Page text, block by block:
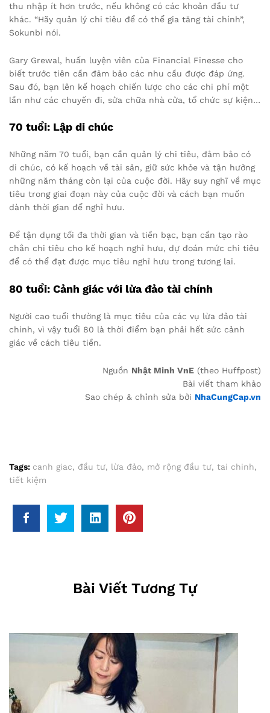
thu nhập ít hơn trước, nếu không có các khoản đầu tư
khác. “Hãy quản lý chi tiêu để có thể gia tăng tài chính”,
Sokunbi nói.
Gary Grewal, huấn luyện viên của Financial Finesse cho
biết trước tiên cần đảm bảo các nhu cầu được đáp ứng.
Sau đó, bạn lên kế hoạch chiến lược cho các chi phí một
lần như các chuyến đi, sửa chữa nhà cửa, tổ chức sự kiện…
70 tuổi: Lập di chúc
Những năm 70 tuổi, bạn cần quản lý chi tiêu, đảm bảo có
di chúc, có kế hoạch về tài sản, giữ sức khỏe và tận hưởng
những năm tháng còn lại của cuộc đời. Hãy suy nghĩ về mục
tiêu trong giai đoạn này của cuộc đời và cách bạn muốn
dành thời gian để nghỉ hưu.
Để tận dụng tối đa thời gian và tiền bạc, bạn cần tạo rào
chắn chi tiêu cho kế hoạch nghỉ hưu, dự đoán mức chi tiêu
để có thể đạt được mục tiêu nghỉ hưu trong tương lai.
80 tuổi: Cảnh giác với lừa đảo tài chính
Người cao tuổi thường là mục tiêu của các vụ lừa đảo tài
chính, vì vậy tuổi 80 là thời điểm bạn phải hết sức cảnh
giác về cách tiêu tiền.
Nguồn Nhật Minh VnE (theo Huffpost)
Bài viết tham khảo
Sao chép & chỉnh sửa bởi NhaCungCap.vn
Tags: canh giac, đầu tư, lừa đảo, mở rộng đầu tư, tai chinh,
tiết kiệm
Bài Viết Tương Tự